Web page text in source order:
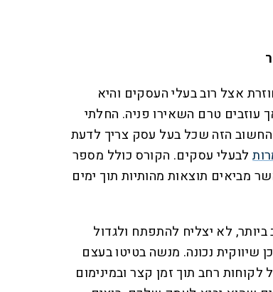
אצל רוב בעלי העסקים והיא
עוזבים טרם השאירו פניה. החלתי
החשוב הזה שכל בעל עסק צריך לדעת
לבעלי עסקים. הקורס כולל מספר
מביאים תוצאות מהותיות תוך ימים
לא יצליח להתפתח ולגדול
שיווקית נכונה. מנשה בטיטו בעצם
רחב תוך זמן קצר ובמינימום